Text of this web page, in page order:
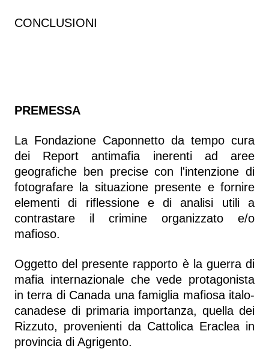
CONCLUSIONI
PREMESSA
La Fondazione Caponnetto da tempo cura
dei Report antimafia inerenti ad aree
geografiche ben precise con l'intenzione di
fotografare la situazione presente e fornire
elementi di riflessione e di analisi utili a
contrastare il crimine organizzato e/o
mafioso.
Oggetto del presente rapporto è la guerra di
mafia internazionale che vede protagonista
in terra di Canada una famiglia mafiosa italo-
canadese di primaria importanza, quella dei
Rizzuto, provenienti da Cattolica Eraclea in
provincia di Agrigento.